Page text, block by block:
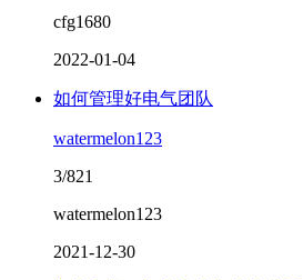
cfg1680
2022-01-04
如何管理好电气团队
watermelon123
3/821
watermelon123
2021-12-30